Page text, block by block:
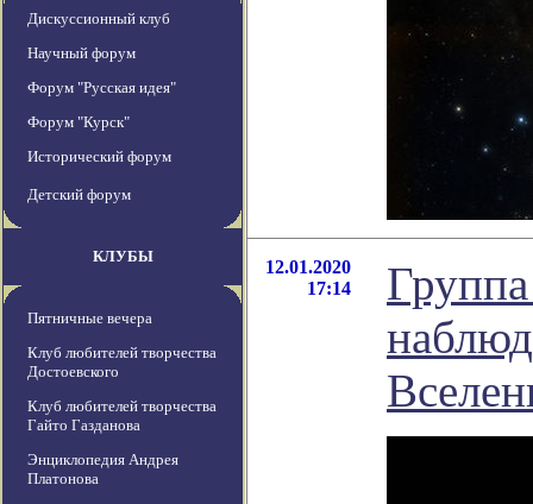
Дискуссионный клуб
Научный форум
Форум "Русская идея"
Форум "Курск"
Исторический форум
Детский форум
КЛУБЫ
Пятничные вечера
Клуб любителей творчества
Достоевского
Клуб любителей творчества
Гайто Газданова
Энциклопедия Андрея
Платонова
12.01.2020
17:14